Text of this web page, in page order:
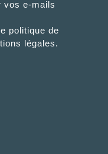
vos e-mails
politique de
légales.